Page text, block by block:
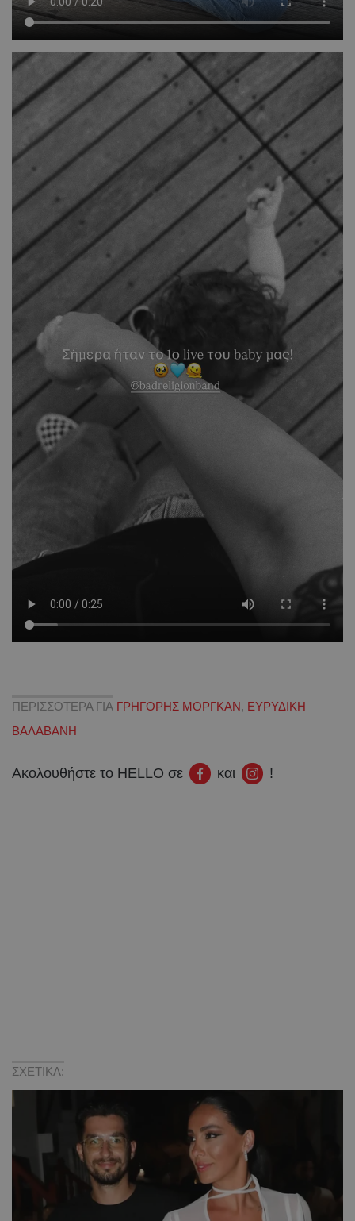
ΠΕΡΙΣΣΟΤΕΡΑ ΓΙΑ ΓΡΗΓΟΡΗΣ ΜΟΡΓΚΑΝ, ΕΥΡΥΔΙΚΗ
ΒΑΛΑΒΑΝΗ
Ακολουθήστε το HELLO σε και !
ΣΧΕΤΙΚΑ: